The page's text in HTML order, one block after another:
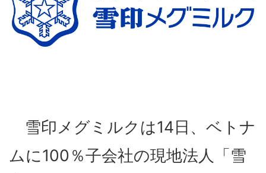
雪印メグミルクは14日、ベトナ
ムに100％子会社の現地法人「雪